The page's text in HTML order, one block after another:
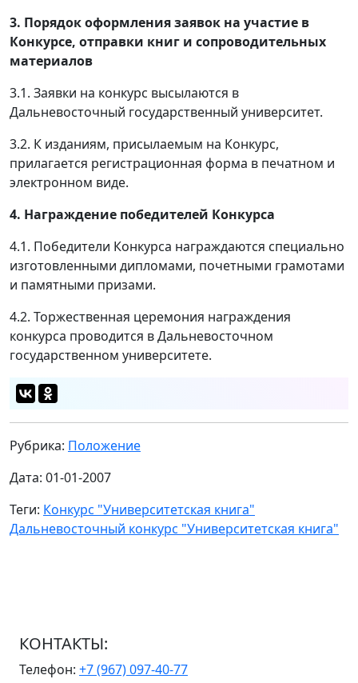
3. Порядокоформления заявок на участие в
Конкурсе, отправки книг и сопроводительных
материалов
3.1. Заявки на конкурс высылаются в
Дальневосточный государственный университет.
3.2. К изданиям, присылаемым на Конкурс,
прилагается регистрационная форма в печатном и
электронном виде.
4. Награждение победителей Конкурса
4.1. Победители Конкурса награждаются специально
изготовленными дипломами, почетными грамотами
и памятными призами.
4.2. Торжественная церемония награждения
конкурса проводится в Дальневосточном
государственном университете.
Рубрика: Положение
Дата: 01-01-2007
Теги: Конкурс "Университетская книга"
Дальневосточный конкурс "Университетская книга"
КОНТАКТЫ:
Телефон: +7 (967) 097-40-77